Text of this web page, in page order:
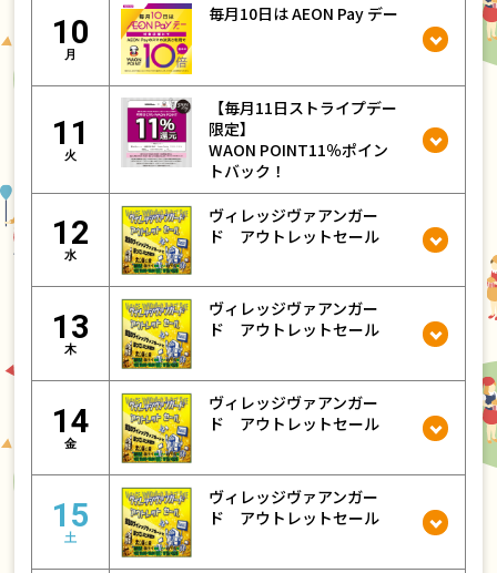
10
月
毎月10日は AEON Pay デー
11
火
【毎月11日ストライプデー
限定】
WAON POINT11％ポイン
トバック！
12
水
ヴィレッジヴァアンガー
ド アウトレットセール
13
木
ヴィレッジヴァアンガー
ド アウトレットセール
14
金
ヴィレッジヴァアンガー
ド アウトレットセール
15
土
ヴィレッジヴァアンガー
ド アウトレットセール